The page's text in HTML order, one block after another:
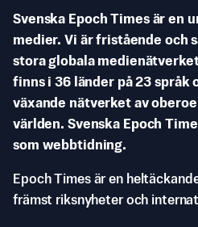
Svenska Epoch Times är en
medier. Vi är fristående och
stora globala
finns i 36 länder på 23 språk
växande nätverket av
världen. Svenska Epoch
som webbtidning.
Epoch Times är en
främst riksnyheter och